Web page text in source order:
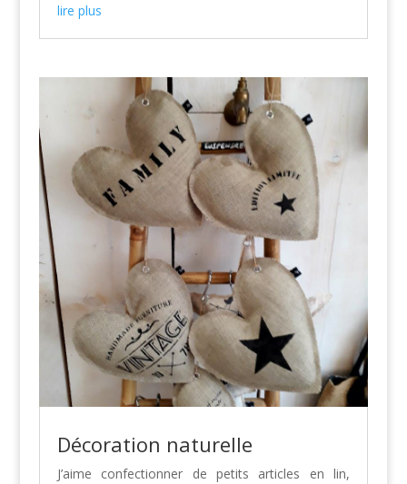
lire plus
Décoration naturelle
J’aime confectionner de petits articles en lin,